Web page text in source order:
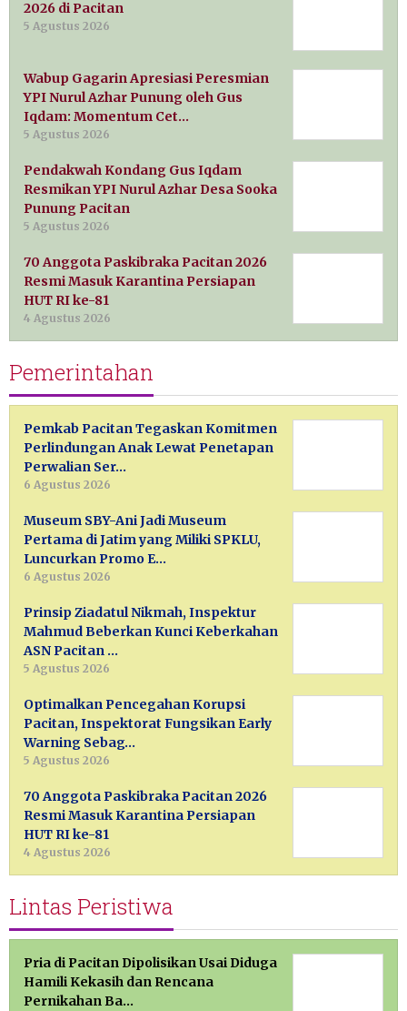
2026 di Pacitan
5 Agustus 2026
Wabup Gagarin Apresiasi Peresmian
YPI Nurul Azhar Punung oleh Gus
Iqdam: Momentum Cet…
5 Agustus 2026
Pendakwah Kondang Gus Iqdam
Resmikan YPI Nurul Azhar Desa Sooka
Punung Pacitan
5 Agustus 2026
70 Anggota Paskibraka Pacitan 2026
Resmi Masuk Karantina Persiapan
HUT RI ke-81
4 Agustus 2026
Pemerintahan
Pemkab Pacitan Tegaskan Komitmen
Perlindungan Anak Lewat Penetapan
Perwalian Ser…
6 Agustus 2026
Museum SBY-Ani Jadi Museum
Pertama di Jatim yang Miliki SPKLU,
Luncurkan Promo E…
6 Agustus 2026
Prinsip Ziadatul Nikmah, Inspektur
Mahmud Beberkan Kunci Keberkahan
ASN Pacitan …
5 Agustus 2026
Optimalkan Pencegahan Korupsi
Pacitan, Inspektorat Fungsikan Early
Warning Sebag…
5 Agustus 2026
70 Anggota Paskibraka Pacitan 2026
Resmi Masuk Karantina Persiapan
HUT RI ke-81
4 Agustus 2026
Lintas Peristiwa
Pria di Pacitan Dipolisikan Usai Diduga
Hamili Kekasih dan Rencana
Pernikahan Ba…